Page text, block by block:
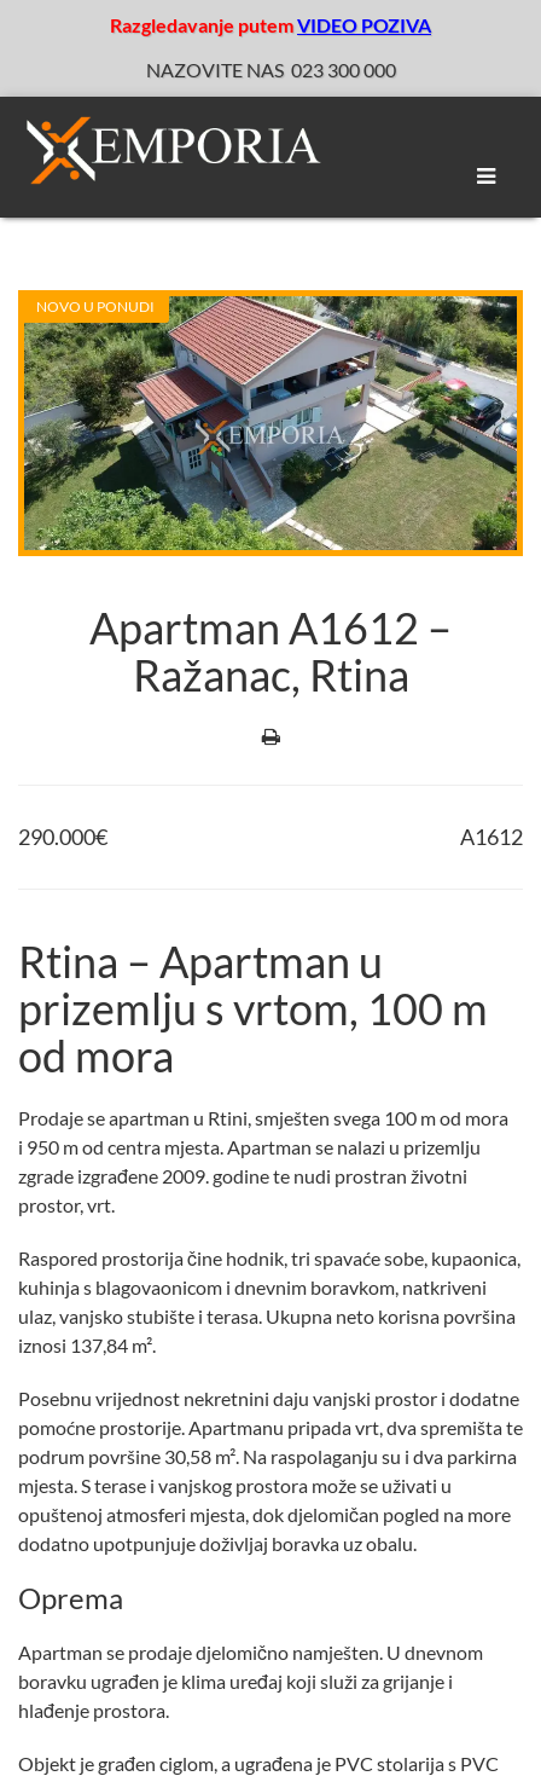
Razgledavanje putemVIDEO POZIVA
NAZOVITE NAS 023 300 000
Toggle
NOVO U PONUDI
Apartman A1612 –
Ražanac, Rtina
290.000€ A1612
Rtina – Apartman u
prizemlju s vrtom, 100 m
od mora
Prodaje se apartman u Rtini, smješten svega 100 m od mora
i 950 m od centra mjesta. Apartman se nalazi u prizemlju
zgrade izgrađene 2009. godine te nudi prostran životni
prostor, vrt.
Raspored prostorija čine hodnik, tri spavaće sobe, kupaonica,
kuhinja s blagovaonicom i dnevnim boravkom, natkriveni
ulaz, vanjsko stubište i terasa. Ukupna neto korisna površina
iznosi 137,84 m².
Posebnu vrijednost nekretnini daju vanjski prostor i dodatne
pomoćne prostorije. Apartmanu pripada vrt, dva spremišta te
podrum površine 30,58 m². Na raspolaganju su i dva parkirna
mjesta. S terase i vanjskog prostora može se uživati u
opuštenoj atmosferi mjesta, dok djelomičan pogled na more
dodatno upotpunjuje doživljaj boravka uz obalu.
Oprema
Apartman se prodaje djelomično namješten. U dnevnom
boravku ugrađen je klima uređaj koji služi za grijanje i
hlađenje prostora.
Objekt je građen ciglom, a ugrađena je PVC stolarija s PVC